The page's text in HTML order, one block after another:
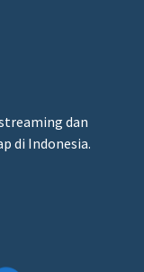
dan
di Indonesia.